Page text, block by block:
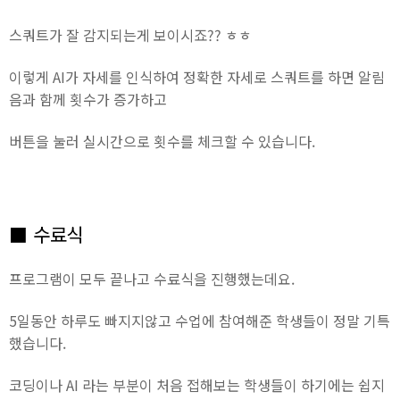
스쿼트가 잘 감지되는게 보이시죠?? ㅎㅎ
이렇게 AI가 자세를 인식하여 정확한 자세로 스쿼트를 하면 알림
음과 함께 횟수가 증가하고
버튼을 눌러 실시간으로 횟수를 체크할 수 있습니다.
■ 수료식
프로그램이 모두 끝나고 수료식을 진행했는데요.
5일동안 하루도 빠지지않고 수업에 참여해준 학생들이 정말 기특
했습니다.
코딩이나 AI 라는 부분이 처음 접해보는 학생들이 하기에는 쉽지